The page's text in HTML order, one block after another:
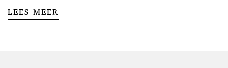
LEES MEER